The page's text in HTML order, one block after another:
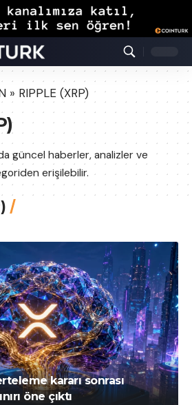
» RIPPLE (XRP)
güncel haberler, analizler ve
erişilebilir.
kararı sonrası
öne çıktı